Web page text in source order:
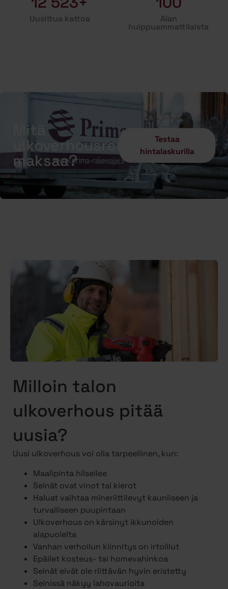
Uusittua kattoa Alan
huippuammattilaista
Mitä
ulkoverhousremontti
maksaa?
Testaa
hintalaskurilla
Milloin talon
ulkoverhous pitää
uusia?
Uusi ulkoverhous voi olla tarpeellinen, kun:
Maalipinta hilseilee
Seinät ovat vinot tai kierot
Haluat vaihtaa mineriittilevyt kauniiseen ja
turvalliseen puupintaan
Ulkoverhous on kärsinyt ikkunoiden
alapuolelta
Vanhan verhoilun kiinnitys on irtoillut
Epäilet kosteus- tai homevahinkoa
Seinät eivät ole riittävän hyvin eristetty
Seinissä näkyy lahovaurioita